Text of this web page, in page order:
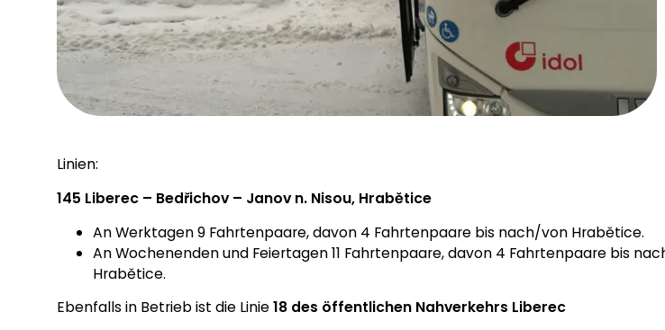
Linien:
145 Liberec – Bedřichov – Janov n. Nisou, Hrabětice
An Werktagen 9 Fahrtenpaare, davon 4 Fahrtenpaare bis nach/von Hrabětice.
An Wochenenden und Feiertagen 11 Fahrtenpaare, davon 4 Fahrtenpaare bis
Hrabětice.
Ebenfalls in Betrieb ist die Linie18 des öffentlichen Nahverkehrs Liberec